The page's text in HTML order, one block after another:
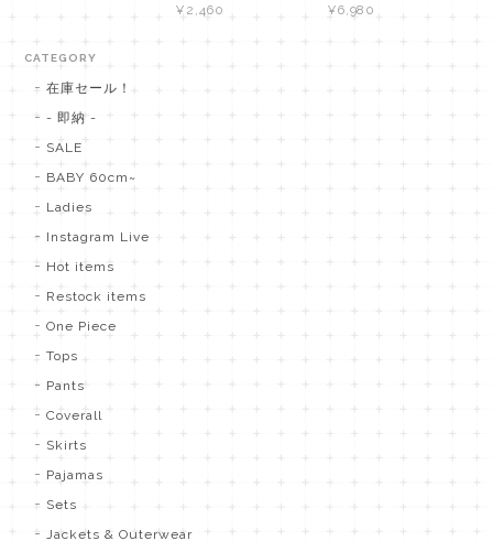
¥2,460
¥6,980
CATEGORY
在庫セール！
- 即納 -
SALE
BABY 60cm~
Ladies
Instagram Live
Hot items
Restock items
One Piece
Tops
Pants
Coverall
Skirts
Pajamas
Sets
Jackets & Outerwear